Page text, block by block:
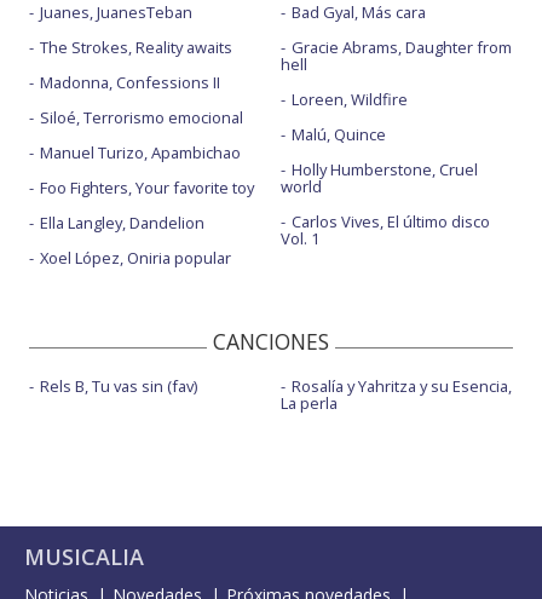
Juanes, JuanesTeban
The Strokes, Reality awaits
Madonna, Confessions II
Siloé, Terrorismo emocional
Manuel Turizo, Apambichao
Foo Fighters, Your favorite toy
Ella Langley, Dandelion
Xoel López, Oniria popular
Bad Gyal, Más cara
Gracie Abrams, Daughter from
hell
Loreen, Wildfire
Malú, Quince
Holly Humberstone, Cruel
world
Carlos Vives, El último disco
Vol. 1
CANCIONES
Rels B, Tu vas sin (fav) Rosalía y Yahritza y su Esencia,
La perla
MUSICALIA